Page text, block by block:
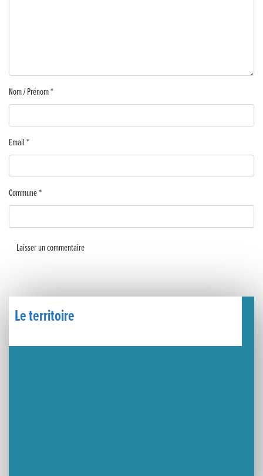
Nouvelle signalétique rue Pasteur pour la Médiathèque Cinéma 4C
Summer Camp NBA Basketball School à Lons-le-Saunier !
🧗‍♂️ Open d’escalade
BOCA no BECO pour le lancement du Couleurs Jazz Festival !
Une visite pleine de saveurs à La Ferme du Coq Bressan à Courlaoux !
Le Carnavélo 2025 a illuminé Lons-le-Saunier !
Le territoire
Nom / Prénom*
Email*
Commune*